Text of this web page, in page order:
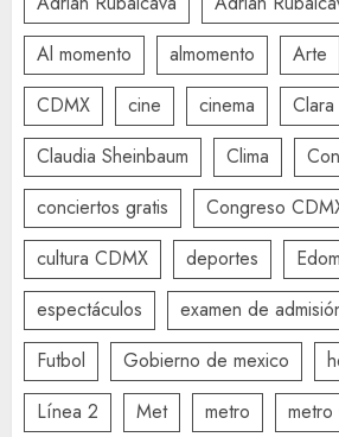
Al momento
almomento Arte
CDMX
cine cinema
Claudia Sheinbaum
Clima
conciertos gratis
Congreso
cultura CDMX
deportes
espectáculos
examen de
Futbol
Gobierno de mexico
Línea 2
Met metro